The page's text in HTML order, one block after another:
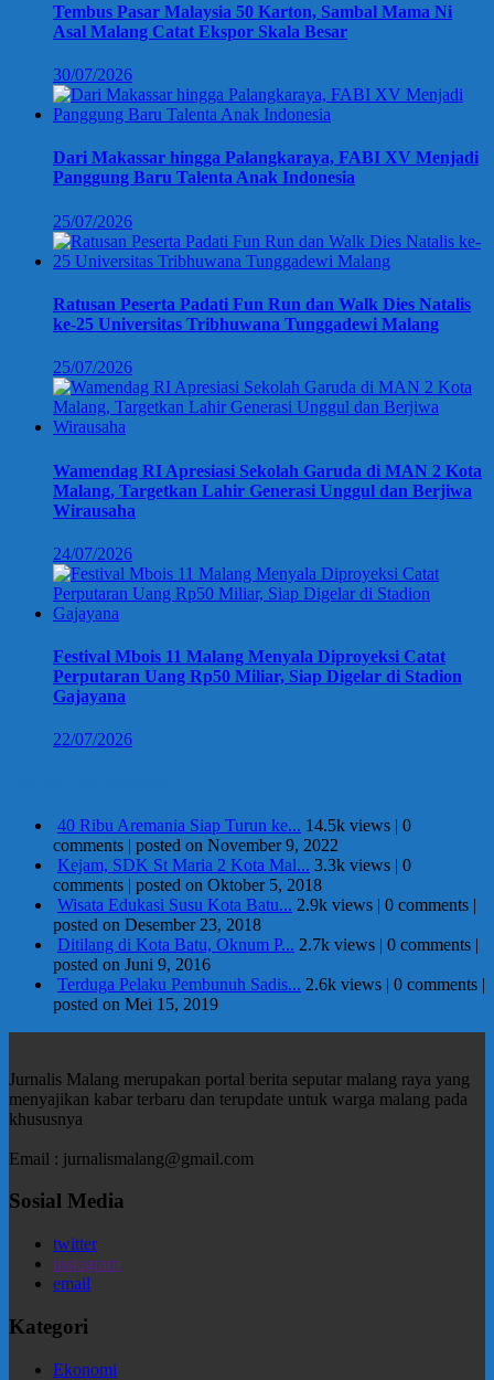
Tembus Pasar Malaysia 50 Karton, Sambal Mama Ni
Asal Malang Catat Ekspor Skala Besar
30/07/2026
Dari Makassar hingga Palangkaraya, FABI XV Menjadi
Panggung Baru Talenta Anak Indonesia
25/07/2026
Ratusan Peserta Padati Fun Run dan Walk Dies Natalis
ke-25 Universitas Tribhuwana Tunggadewi Malang
25/07/2026
Wamendag RI Apresiasi Sekolah Garuda di MAN 2 Kota
Malang, Targetkan Lahir Generasi Unggul dan Berjiwa
Wirausaha
24/07/2026
Festival Mbois 11 Malang Menyala Diproyeksi Catat
Perputaran Uang Rp50 Miliar, Siap Digelar di Stadion
Gajayana
22/07/2026
40 Ribu Aremania Siap Turun ke... 14.5k views | 0
comments | posted on November 9, 2022
Kejam, SDK St Maria 2 Kota Mal... 3.3k views | 0
comments | posted on Oktober 5, 2018
Wisata Edukasi Susu Kota Batu... 2.9k views | 0 comments |
posted on Desember 23, 2018
Ditilang di Kota Batu, Oknum P... 2.7k views | 0 comments |
posted on Juni 9, 2016
Terduga Pelaku Pembunuh Sadis... 2.6k views | 0 comments |
posted on Mei 15, 2019
Jurnalis Malang merupakan portal berita seputar malang raya yang
menyajikan kabar terbaru dan terupdate untuk warga malang pada
khususnya
Email : jurnalismalang@gmail.com
Sosial Media
twitter
instagram
email
Kategori
Ekonomi